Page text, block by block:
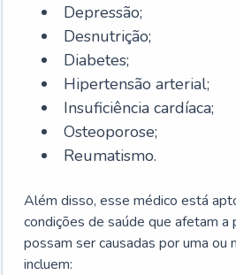
Depressão;
Desnutrição;
Diabetes;
Hipertensão arterial;
Insuficiência cardíaca;
Osteoporose;
Reumatismo.
Além disso, esse médico está
condições de saúde que afetam a
possam ser causadas por uma
incluem: